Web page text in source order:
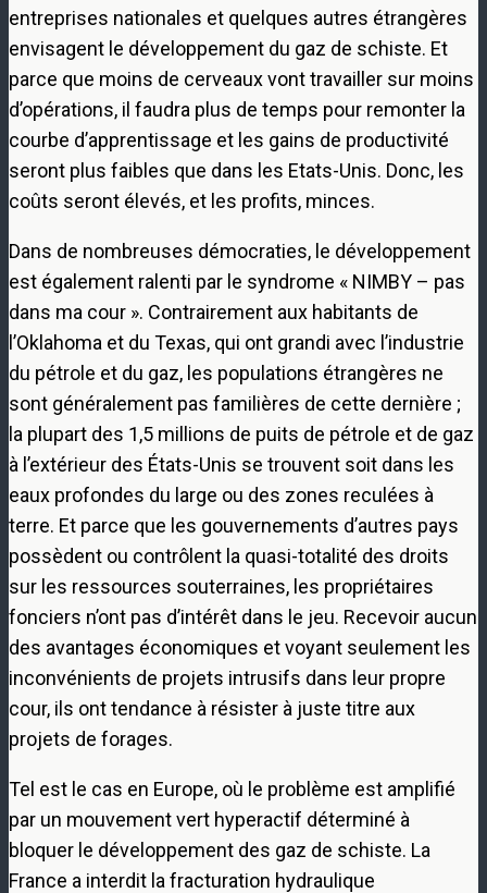
entreprises nationales et quelques autres étrangères
envisagent le développement du gaz de schiste. Et
parce que moins de cerveaux vont travailler sur moins
d’opérations, il faudra plus de temps pour remonter la
courbe d’apprentissage et les gains de productivité
seront plus faibles que dans les Etats-Unis. Donc, les
coûts seront élevés, et les profits, minces.
Dans de nombreuses démocraties, le développement
est également ralenti par le syndrome « NIMBY – pas
dans ma cour ». Contrairement aux habitants de
l’Oklahoma et du Texas, qui ont grandi avec l’industrie
du pétrole et du gaz, les populations étrangères ne
sont généralement pas familières de cette dernière ;
la plupart des 1,5 millions de puits de pétrole et de gaz
à l’extérieur des États-Unis se trouvent soit dans les
eaux profondes du large ou des zones reculées à
terre. Et parce que les gouvernements d’autres pays
possèdent ou contrôlent la quasi-totalité des droits
sur les ressources souterraines, les propriétaires
fonciers n’ont pas d’intérêt dans le jeu. Recevoir aucun
des avantages économiques et voyant seulement les
inconvénients de projets intrusifs dans leur propre
cour, ils ont tendance à résister à juste titre aux
projets de forages.
Tel est le cas en Europe, où le problème est amplifié
par un mouvement vert hyperactif déterminé à
bloquer le développement des gaz de schiste. La
France a interdit la fracturation hydraulique